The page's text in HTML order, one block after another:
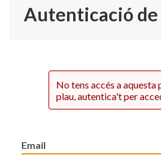
Autenticació
No tens accés a aquesta
plau, autentica't per
Email